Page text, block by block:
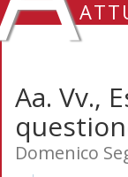
Aa. Vv.,
Domenico